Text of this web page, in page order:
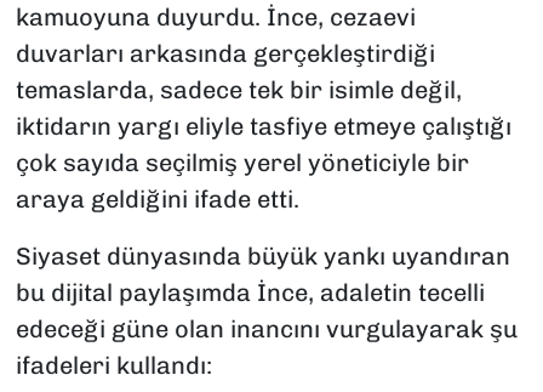
kamuoyuna duyurdu. İnce, cezaevi
duvarları arkasında gerçekleştirdiği
temaslarda, sadece tek bir isimle değil,
iktidarın yargı eliyle tasfiye etmeye çalıştığı
çok sayıda seçilmiş yerel yöneticiyle bir
araya geldiğini ifade etti.
Siyaset dünyasında büyük yankı uyandıran
bu dijital paylaşımda İnce, adaletin tecelli
edeceği güne olan inancını vurgulayarak şu
ifadeleri kullandı: